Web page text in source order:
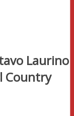
Laurino
Country